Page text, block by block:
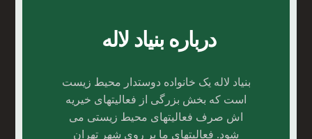
درباره بنیاد لاله
بنیاد لاله یک خانواده دوستدار محیط زیست
است که بخش بزرگی از فعالیتهای خیریه
اش صرف فعالیتهای محیط زیستی می
شود. فعالیتهای ما بر روی شهر تهران